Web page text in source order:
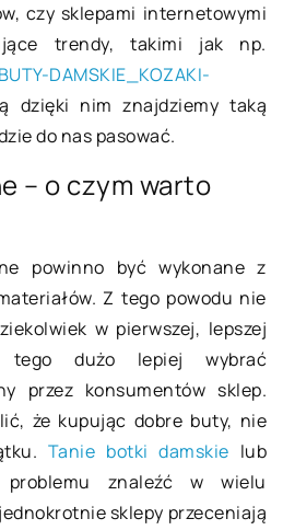
czy sklepami internetowymi
trendy, takimi jak np.
DAMSKIE_KOZAKI-
dzięki nim znajdziemy taką
do nas pasować.
– o czym warto
powinno być wykonane z
Z tego powodu nie
w pierwszej, lepszej
tego dużo lepiej wybrać
przez konsumentów sklep.
że kupując dobre buty, nie
Tanie botki damskie lub
znaleźć w wielu
sklepy przeceniają